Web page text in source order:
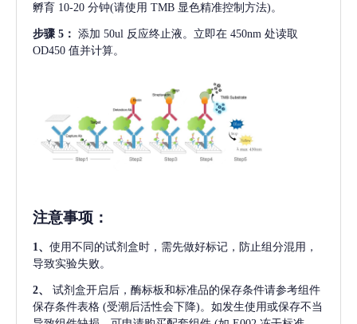
孵育 10-20 分钟(请使用 TMB 显色精准控制方法)。
步骤 5： 添加 50ul 反应终止液。立即在 450nm 处读取
OD450 值并计算。
注意事项 ：
1、 使用不同的试剂盒时，需先做好标记，防止组分混用，
导致实验失败。
2、
试剂盒开启后，酶标板和标准品的保存条件请参考组件
保存条件表格 (受潮后活性会下降)。如发生使用或保存不当